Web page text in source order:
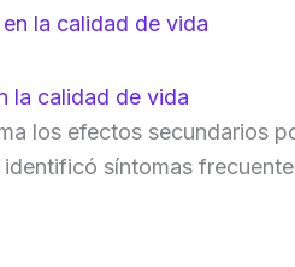
la calidad de vida
los efectos secundarios
síntomas